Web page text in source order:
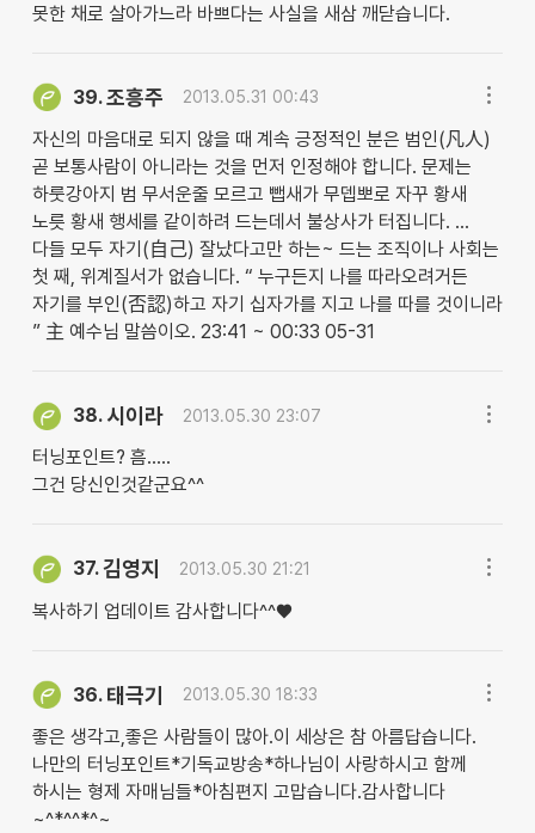
못한 채로 살아가느라 바쁘다는 사실을 새삼 깨닫습니다.
39.조흥주 2013.05.31 00:43
자신의 마음대로 되지 않을 때 계속 긍정적인 분은 범인(凡人)
곧 보통사람이 아니라는 것을 먼저 인정해야 합니다. 문제는
하룻강아지 범 무서운줄 모르고 뺍새가 무뎁뽀로 자꾸 황새
노릇 황새 행세를 같이하려 드는데서 불상사가 터집니다. …
다들 모두 자기(自己) 잘났다고만 하는~ 드는 조직이나 사회는
첫 째, 위계질서가 없습니다. “ 누구든지 나를 따라오려거든
자기를 부인(否認)하고 자기 십자가를 지고 나를 따를 것이니라
” 主 예수님 말씀이오. 23:41 ~ 00:33 05-31
38. 시이라 2013.05.30 23:07
터닝포인트? 흠.....
그건 당신인것같군요^^
37.김영지 2013.05.30 21:21
복사하기 업데이트 감사합니다^^♥
36. 태극기 2013.05.30 18:33
좋은 생각고,좋은 사람들이 많아.이 세상은 참 아름답습니다.
나만의 터닝포인트*기독교방송*하나님이 사랑하시고 함께
하시는 형제 자매님들*아침편지 고맙습니다.감사합니다
~^*^^*^~